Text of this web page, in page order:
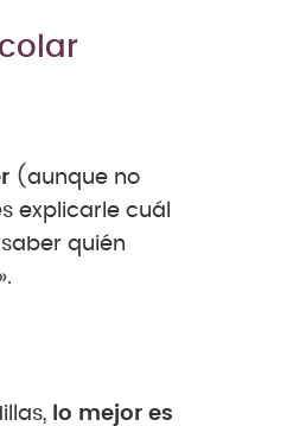
(aunque no
explicarle cuál
quién
lo mejor es